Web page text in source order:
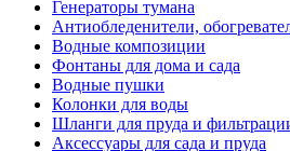
Генераторы тумана
Антиобледенители,
Водные композиции
Фонтаны для дома и сада
Водные пушки
Колонки для воды
Шланги для пруда и
Аксессуары для сада и пруда